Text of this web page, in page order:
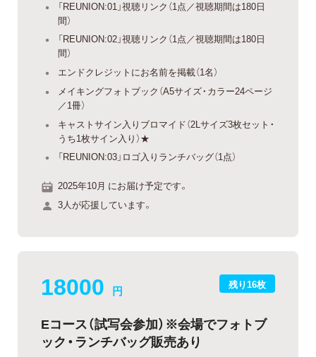
「REUNION:01」視聴リンク（1点／視聴期間は180日
間）
「REUNION:02」視聴リンク（1点／視聴期間は180日
間）
エンドクレジットにお名前を掲載（1名）
メイキングフォトブック（A5サイズ・カラー24ページ
／1冊）
キャストサイン入りブロマイド（2Lサイズ3枚セット・
うち1枚サイン入り）★
「REUNION:03」ロゴ入りランチバッグ（1点）
2025年10月 にお届け予定です。
3人が応援しています。
残り16枚
18000 円
Eコース（試写会参加）※会場でフォトブ
ック・ランチバッグ販売あり